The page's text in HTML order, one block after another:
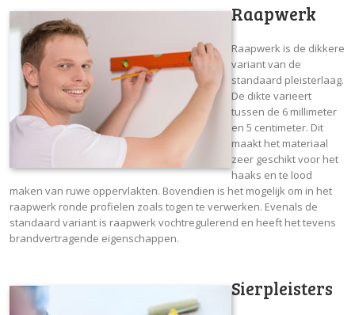
Raapwerk
Raapwerk is de dikkere
variant van de
standaard pleisterlaag.
De dikte varieert
tussen de 6 millimeter
en 5 centimeter. Dit
maakt het materiaal
zeer geschikt voor het
haaks en te lood
maken van ruwe oppervlakten. Bovendien is het mogelijk om in het
raapwerk ronde profielen zoals togen te verwerken. Evenals de
standaard variant is raapwerk vochtregulerend en heeft het tevens
brandvertragende eigenschappen.
Sierpleisters